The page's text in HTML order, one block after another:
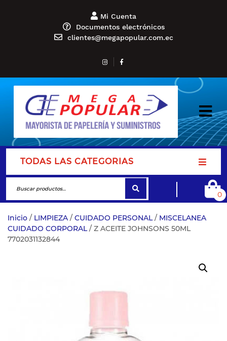
Mi Cuenta
Documentos electrónicos
clientes@megapopular.com.ec
TODAS LAS CATEGORIAS
0
Inicio / LIMPIEZA / CUIDADO PERSONAL/ MISCELANEA
CUIDADO CORPORAL/ Z ACEITE JOHNSONS 50ML
7702031132844